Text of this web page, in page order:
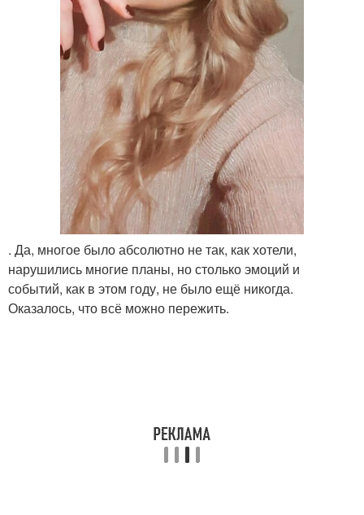
. Да, многое было абсолютно не так, как хотели,
нарушились многие планы, но столько эмоций и
событий, как в этом году, не было ещё никогда.
Оказалось, что всё можно пережить.